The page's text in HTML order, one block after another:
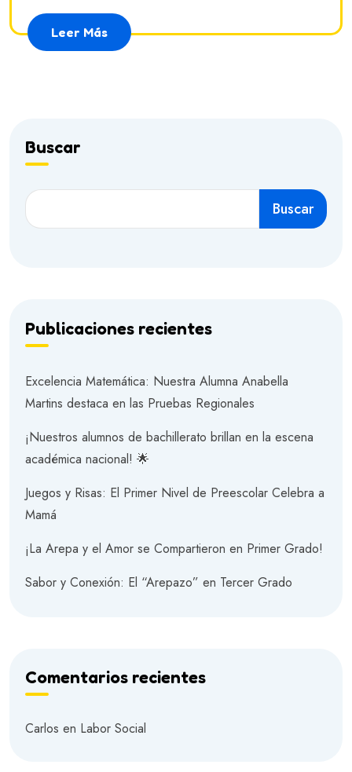
Leer Más
Buscar
Buscar
Publicaciones recientes
Excelencia Matemática: Nuestra Alumna Anabella
Martins destaca en las Pruebas Regionales
¡Nuestros alumnos de bachillerato brillan en la escena
académica nacional! 🌟
Juegos y Risas: El Primer Nivel de Preescolar Celebra a
Mamá
¡La Arepa y el Amor se Compartieron en Primer Grado!
Sabor y Conexión: El “Arepazo” en Tercer Grado
Comentarios recientes
Carlos en Labor Social